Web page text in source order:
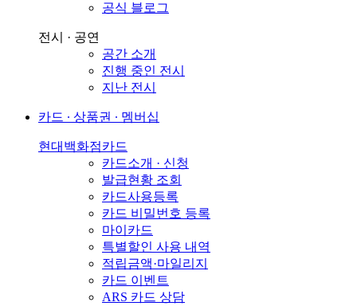
공식 블로그
전시 · 공연
공간 소개
진행 중인 전시
지난 전시
카드 ∙ 상품권 ∙ 멤버십
현대백화점카드
카드소개 · 신청
발급현황 조회
카드사용등록
카드 비밀번호 등록
마이카드
특별할인 사용 내역
적립금액·마일리지
카드 이벤트
ARS 카드 상담